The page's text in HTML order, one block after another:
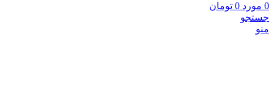
0 مورد 0 تومان
جستجو
منو